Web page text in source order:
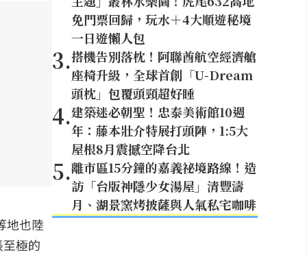
地也陸
極的
免門票回歸，玩水＋4大順遊秘境
一日遊懶人包
3.搭機告別落枕！阿聯酋航空經濟艙
座椅升級，全球首創「U-Dream
頭枕」包覆頭頸超好睡
4.建築迷必朝聖！忠泰美術館10週
年：藤本壯介特展打頭陣，1:5大
屋根8月震撼空降台北
5.離市區15分鐘的嘉義祕境路線！造
訪「台版神隱少女湯屋」清豐濤
月、湖景窯烤披薩與人氣私宅咖啡